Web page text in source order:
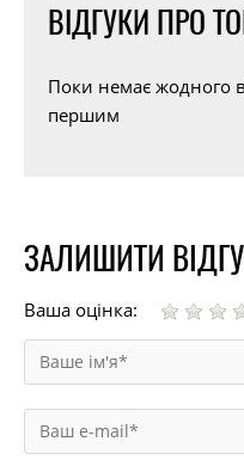
ВІДГУКИ ПРО
Поки немає жодного
першим
ЗАЛИШИТИ
Ваша оцінка: